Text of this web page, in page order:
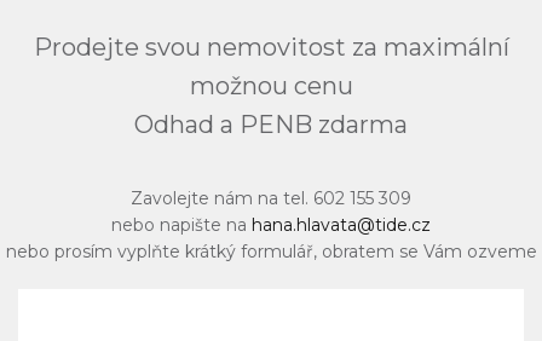
Prodejte svou nemovitost za maximální
možnou cenu
Odhad a PENB zdarma
Zavolejte nám na tel. 602 155 309
nebo napište na hana.hlavata@tide.cz
nebo prosím vyplňte krátký formulář, obratem se Vám ozveme